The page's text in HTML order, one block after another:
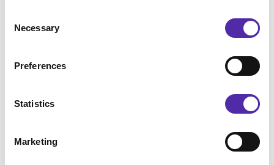
Selection
Necessary
Preferences
Statistics
Marketing
optimaliseren. Dit kan gepaard gaan met het consolideren
van productie- en distributiefaciliteiten, het diversifiëren
technologieën, het verhuizen naar nieuwe locaties en het
In een snel veranderende wereld is het belangrijker dan
ooit dat bedrijven hun activiteiten en supply chains onder
op de toekomst. Door deze belangrijke trends te